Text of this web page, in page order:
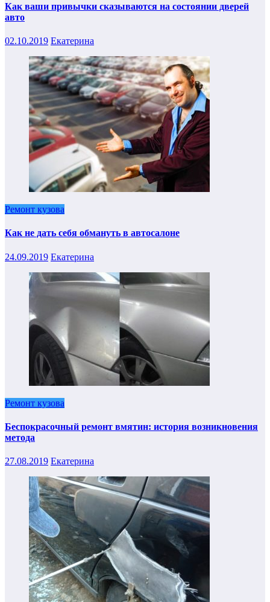
Как ваши привычки сказываются на состоянии дверей
авто
02.10.2019 Екатерина
Ремонт кузова
Как не дать себя обмануть в автосалоне
24.09.2019 Екатерина
Ремонт кузова
Беспокрасочный ремонт вмятин: история возникновения
метода
27.08.2019 Екатерина